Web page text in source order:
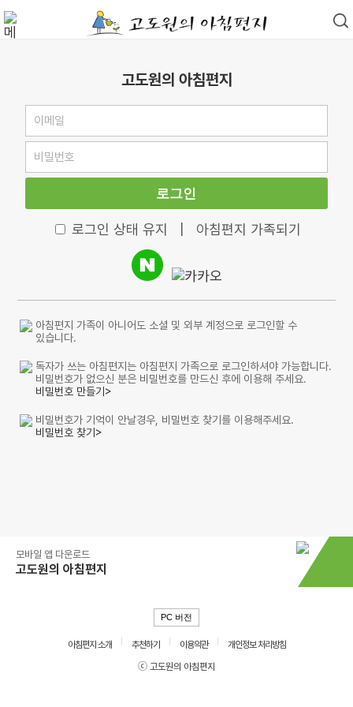
고도원의 아침편지
로그인
로그인 상태 유지 아침편지 가족되기
아침편지 가족이 아니어도 소셜 및 외부 계정으로 로그인할 수
있습니다.
독자가 쓰는 아침편지는 아침편지 가족으로 로그인하셔야 가능합니다.
비밀번호가 없으신 분은 비밀번호를 만드신 후에 이용해 주세요.
비밀번호 만들기>
비밀번호가 기억이 안날경우, 비밀번호 찾기를 이용해주세요.
비밀번호 찾기>
모바일 앱 다운로드
고도원의 아침편지
PC 버전
아침편지 소개 추천하기 이용약관
개인정보 처리방침
ⓒ 고도원의 아침편지